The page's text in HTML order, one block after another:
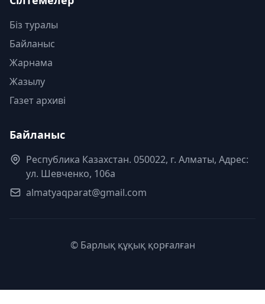
Біз туралы
Байланыс
Жарнама
Жазылу
Газет архиві
Байланыс
Республика Казахстан. 050022, г. Алматы, Адрес:
ул. Шевченко, 106а
almatyaqparat@gmail.com
© Барлық құқық қорғалған